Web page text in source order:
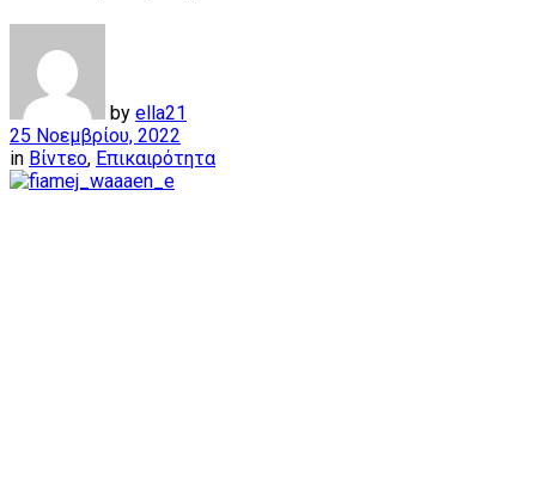
by ella21
25 Νοεμβρίου, 2022
in Βίντεο, Επικαιρότητα